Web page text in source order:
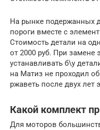
На рынке подержанных
пороги вместе с
Стоимость детали на
от 2000 руб. При замене
устанавливать б\у
на Матиз не проходил
ржаветь после двух лет
Какой комплект
Для моторов